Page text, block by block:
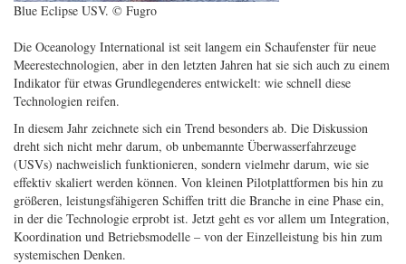
Blue Eclipse USV. © Fugro
Die Oceanology International ist seit langem ein Schaufenster für neue
Meerestechnologien, aber in den letzten Jahren hat sie sich auch zu einem
Indikator für etwas Grundlegenderes entwickelt: wie schnell diese
Technologien reifen.
In diesem Jahr zeichnete sich ein Trend besonders ab. Die Diskussion
dreht sich nicht mehr darum, ob unbemannte Überwasserfahrzeuge
(USVs) nachweislich funktionieren, sondern vielmehr darum, wie sie
effektiv skaliert werden können. Von kleinen Pilotplattformen bis hin zu
größeren, leistungsfähigeren Schiffen tritt die Branche in eine Phase ein,
in der die Technologie erprobt ist. Jetzt geht es vor allem um Integration,
Koordination und Betriebsmodelle – von der Einzelleistung bis hin zum
systemischen Denken.